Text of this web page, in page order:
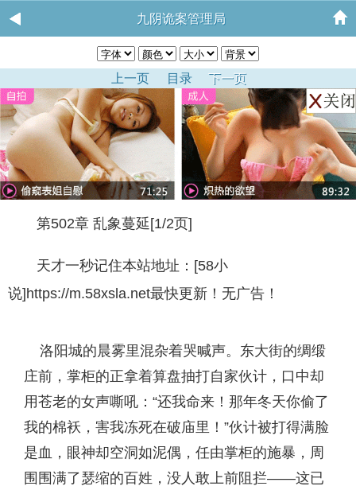
九阴诡案管理局
上一页 目录 下一页
第502章 乱象蔓延[1/2页]
天才一秒记住本站地址：[58小
说]https://m.58xsla.net最快更新！无广告！
洛阳城的晨雾里混杂着哭喊声。东大街的绸缎
庄前，掌柜的正拿着算盘抽打自家伙计，口中却
用苍老的女声嘶吼：“还我命来！那年冬天你偷了
我的棉袄，害我冻死在破庙里！”伙计被打得满脸
是血，眼神却空洞如泥偶，任由掌柜的施暴，周
围围满了瑟缩的百姓，没人敢上前阻拦——这已